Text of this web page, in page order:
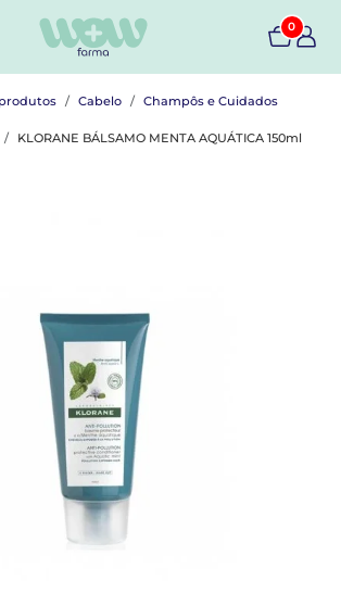
0
Cabelo Champôs e Cuidados
KLORANE BÁLSAMO MENTA AQUÁTICA 150ml